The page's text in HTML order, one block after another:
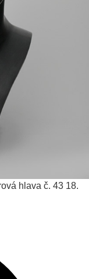
hlava č. 43 18.